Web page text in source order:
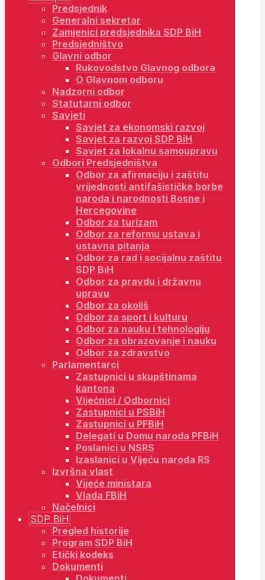
Predsjednik
Generalni sekretar
Zamjenici predsjednika SDP BiH
Predsjedništvo
Glavni odbor
Rukovodstvo Glavnog odbora
O Glavnom odboru
Nadzorni odbor
Statutarni odbor
Savjeti
Savjet za ekonomski razvoj
Savjet za razvoj SDP BiH
Savjet za lokalnu samoupravu
Odbori Predsjedništva
Odbor za afirmaciju i zaštitu
vrijednosti antifašističke borbe
naroda i narodnosti Bosne i
Hercegovine
Odbor za turizam
Odbor za reformu ustava i
ustavna pitanja
Odbor za rad i socijalnu zaštitu
SDP BiH
Odbor za pravdu i državnu
upravu
Odbor za okoliš
Odbor za sport i kulturu
Odbor za nauku i tehnologiju
Odbor za obrazovanje i nauku
Odbor za zdravstvo
Parlamentarci
Zastupnici u skupštinama
kantona
Vijećnici / Odbornici
Zastupnici u PSBiH
Zastupnici u PFBiH
Delegati u Domu naroda PFBiH
Poslanici u NSRS
Izaslanici u Vijeću naroda RS
Izvršna vlast
Vijeće ministara
Vlada FBiH
Načelnici
SDP BiH
Pregled historije
Program SDP BiH
Etički kodeks
Dokumenti